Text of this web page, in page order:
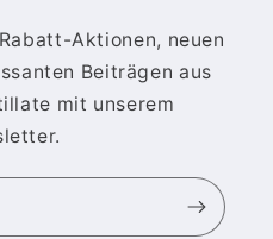
Aktionen, neuen
Beiträgen aus
mit unserem